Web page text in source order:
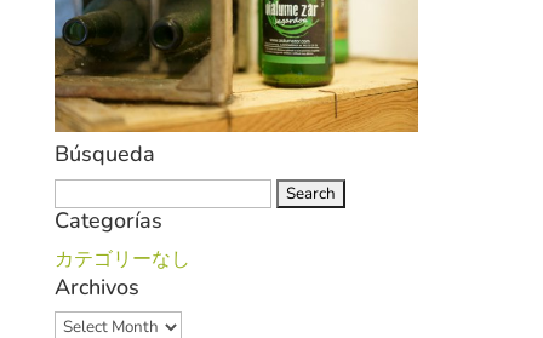
Búsqueda
for:
Categorías
カテゴリーなし
Archivos
Archivos